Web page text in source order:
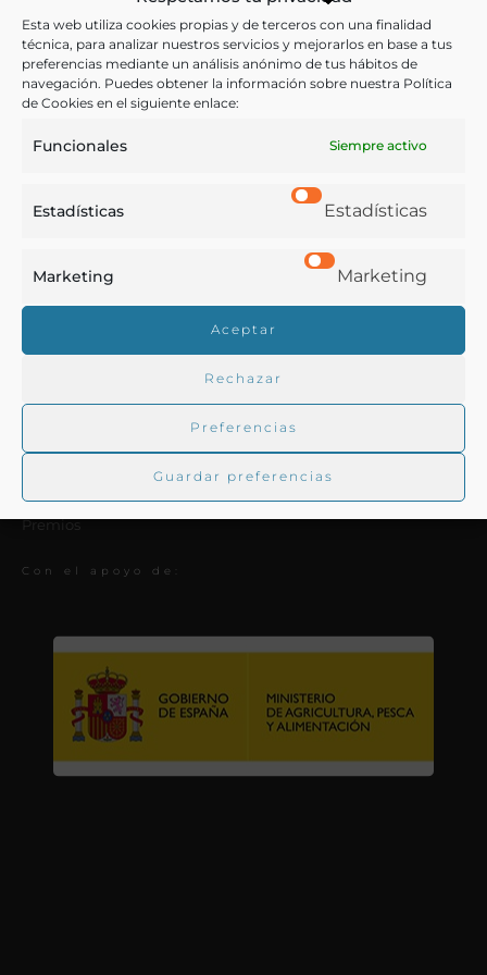
Esta web utiliza cookies propias y de terceros con una finalidad
técnica, para analizar nuestros servicios y mejorarlos en base a tus
preferencias mediante un análisis anónimo de tus hábitos de
navegación. Puedes obtener la información sobre nuestra Política
de Cookies en el siguiente enlace:
Funcionales Siempre activo
Estadísticas Estadísticas
Marketing Marketing
Aceptar
Rechazar
Preferencias
Guardar preferencias
Asenjo Barbieri, Francisco, Puente y Brañas,
Ricardo
Madrid - 1866
Real Academia de Gastronomía
La RAG
Premios
Con el apoyo de: